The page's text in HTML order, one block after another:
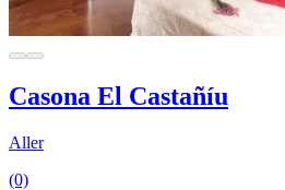
Casona El Castañíu
Aller
(0)